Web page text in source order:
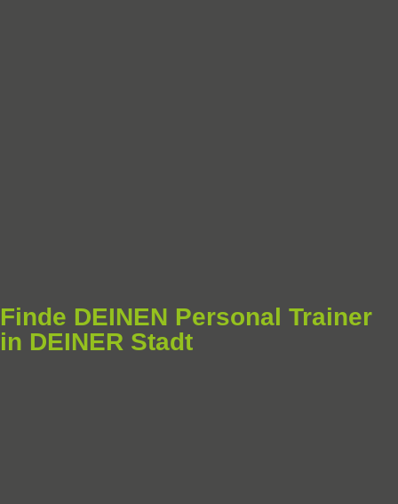
Finde DEINEN Personal Trainer
in DEINER Stadt